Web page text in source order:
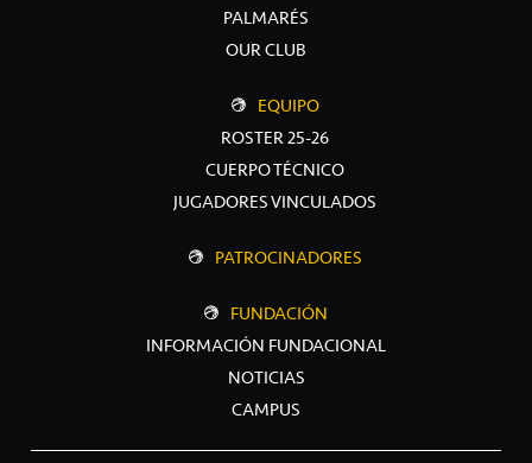
PALMARÉS
OUR CLUB
EQUIPO
ROSTER 25-26
CUERPO TÉCNICO
JUGADORES VINCULADOS
PATROCINADORES
FUNDACIÓN
INFORMACIÓN FUNDACIONAL
NOTICIAS
CAMPUS